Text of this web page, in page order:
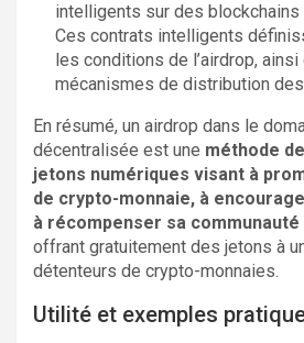
intelligents sur des blockchains
Ces contrats intelligents
les conditions de l’airdrop,
mécanismes de distribution
En résumé, un airdrop dans le
décentralisée est une méthode
jetons numériques visant à
de crypto-monnaie, à
à récompenser sa
offrant gratuitement des jetons à
détenteurs de crypto-monnaies.
Utilité et exemples